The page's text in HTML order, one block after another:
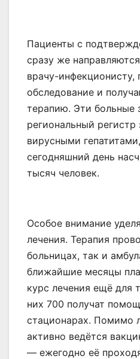
Пациенты с
сразу же
врачу-инфекционисту,
обследование и
терапию. Эти больные
региональный регистр
вирусными
сегодняшний день
тысяч человек.
Особое внимание
лечения. Терапия
больницах, так и
ближайшие месяцы
курс лечения ещё для
них 700 получат
стационарах. Помимо
активно ведётся
— ежегодно её